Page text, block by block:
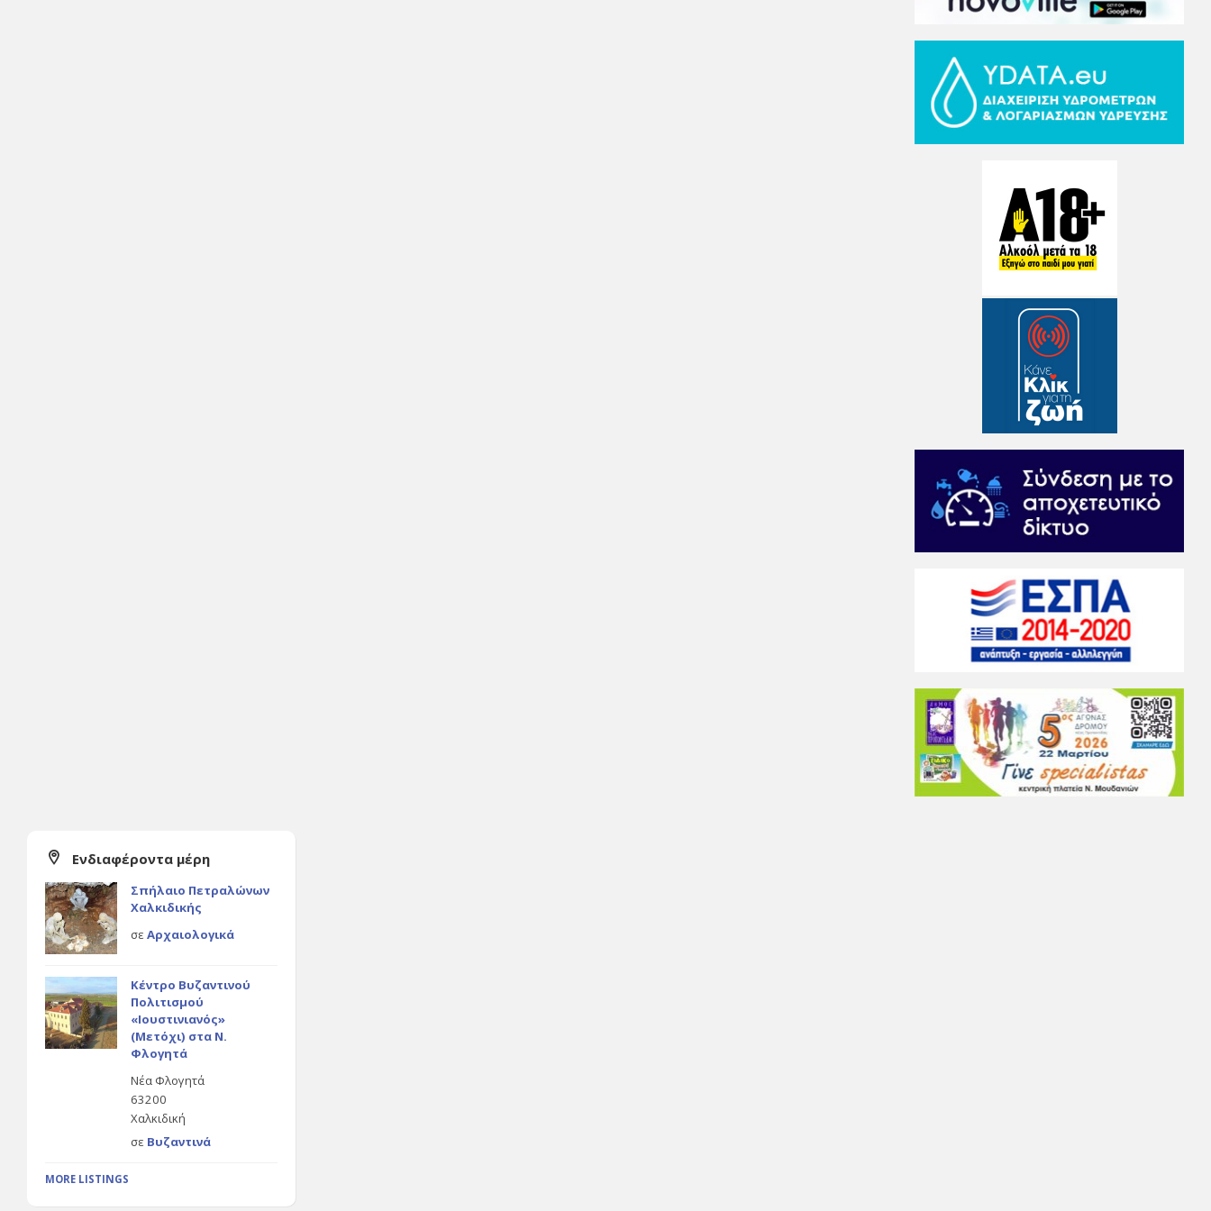
Ενδιαφέροντα μέρη
Σπήλαιο Πετραλώνων
Χαλκιδικής
σε Αρχαιολογικά
Κέντρο Βυζαντινού
Πολιτισμού
«Ιουστινιανός»
(Μετόχι) στα Ν.
Φλογητά
Νέα Φλογητά
63200
Χαλκιδική
σε Βυζαντινά
MORE LISTINGS